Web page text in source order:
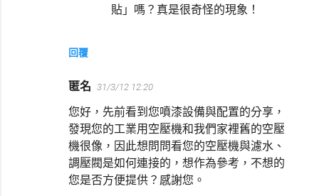
回覆
貼」嗎？真是很奇怪的現象！
匿名 31/3/12 12:20
您好，先前看到您噴漆設備與配置的分享，
發現您的工業用空壓機和我們家裡舊的空壓
機很像，因此想問問看您的空壓機與濾水、
調壓閥是如何連接的，想作為參考，不想的
您是否方便提供？感謝您。